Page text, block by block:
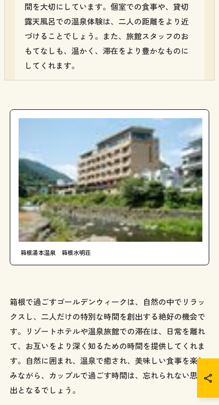
間を大切にしています。個室での食事や、貸切
露天風呂での温泉体験は、二人の距離をより近
づけることでしょう。また、旅館スタッフのお
もてなしも、温かく、滞在をより豊かなものに
してくれます。
箱根湯本温泉 箱根水明荘
箱根で過ごすゴールデンウィークは、自然の中でリラッ
クスし、二人だけの特別な時間を創出する絶好の機会で
す。リゾートホテルや温泉旅館での滞在は、日常を離れ
て、お互いをより深く知るための時間を提供してくれま
す。自然に囲まれ、温泉で癒され、美味しい食事を楽し
みながら、カップルで過ごす時間は、忘れられない思い
出となるでしょう。